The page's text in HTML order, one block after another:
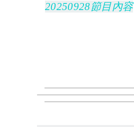
20250928節目內容